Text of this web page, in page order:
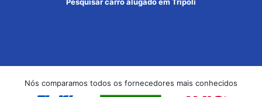
Nós comparamos todos os fornecedores mais conhecidos